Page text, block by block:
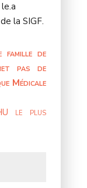
la SIGF.
famille de
pas de
Médicale
le plus